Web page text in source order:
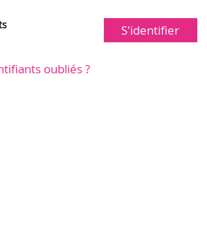
S'identifier
oubliés ?